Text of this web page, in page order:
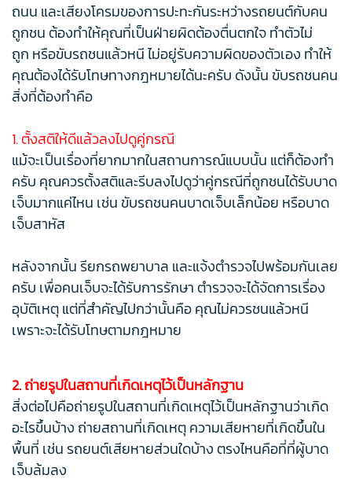
ถนน และเสียงโครมของการปะทะกันระหว่างรถยนต์กับคน
ถูกชน ต้องทำให้คุณที่เป็นฝ่ายผิดต้องตื่นตกใจ ทำตัวไม่
ถูก หรือขับรถชนแล้วหนี ไม่อยู่รับความผิดของตัวเอง ทำให้
คุณต้องได้รับโทษทางกฎหมายได้นะครับ ดังนั้น ขับรถชนคน
สิ่งที่ต้องทำคือ
1. ตั้งสติให้ดีแล้วลงไปดูคู่กรณี
แม้จะเป็นเรื่องที่ยากมากในสถานการณ์แบบนั้น แต่ก็ต้องทำ
ครับ คุณควรตั้งสติและรีบลงไปดูว่าคู่กรณีที่ถูกชนได้รับบาด
เจ็บมากแค่ไหน เช่น ขับรถชนคนบาดเจ็บเล็กน้อย หรือบาด
เจ็บสาหัส
หลังจากนั้น รียกรถพยาบาล และแจ้งตำรวจไปพร้อมกันเลย
ครับ เพื่อคนเจ็บจะได้รับการรักษา ตำรวจจะได้จัดการเรื่อง
อุบัติเหตุ แต่ที่สำคัญไปกว่านั้นคือ คุณไม่ควรชนแล้วหนี
เพราะจะได้รับโทษตามกฎหมาย
2. ถ่ายรูปในสถานที่เกิดเหตุไว้เป็นหลักฐาน
สิ่งต่อไปคือถ่ายรูปในสถานที่เกิดเหตุไว้เป็นหลักฐานว่าเกิด
อะไรขึ้นบ้าง ถ่ายสถานที่เกิดเหตุ ความเสียหายที่เกิดขึ้นใน
พื้นที่ เช่น รถยนต์เสียหายส่วนใดบ้าง ตรงไหนคือที่ที่ผู้บาด
เจ็บล้มลง